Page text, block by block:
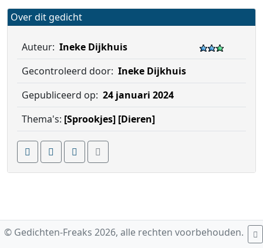
Over dit gedicht
Auteur: Ineke Dijkhuis
Gecontroleerd door: Ineke Dijkhuis
Gepubliceerd op: 24 januari 2024
Thema's: [Sprookjes] [Dieren]
© Gedichten-Freaks 2026, alle rechten voorbehouden.